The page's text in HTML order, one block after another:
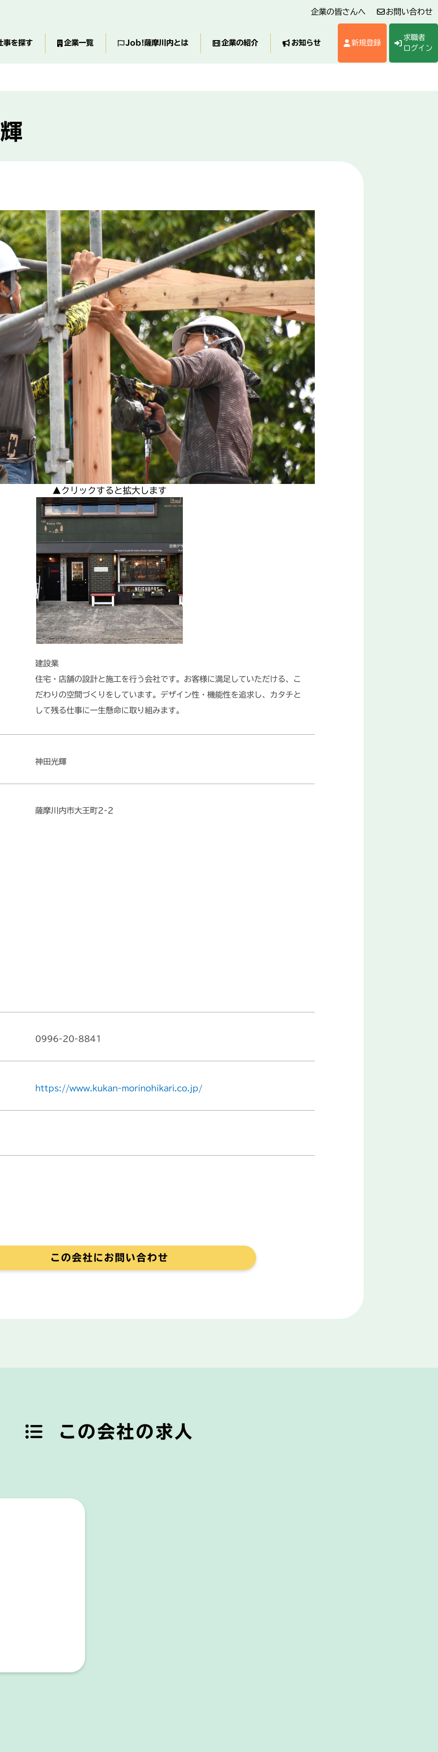
企業の皆さんへ お問い合わせ
事を探す 企業一覧 Job!薩摩川内とは 企業の紹介 お知らせ 新規登録
求職者
ログイン
▲クリックすると拡大します
建設業
住宅・店舗の設計と施工を行う会社です。お客様に満足していただける、こ
だわりの空間づくりをしています。デザイン性・機能性を追求し、カタチと
して残る仕事に一生懸命に取り組みます。
神田光輝
薩摩川内市大王町2-2
0996-20-8841
https://www.kukan-morinohikari.co.jp/
この会社にお問い合わせ
この会社の求人